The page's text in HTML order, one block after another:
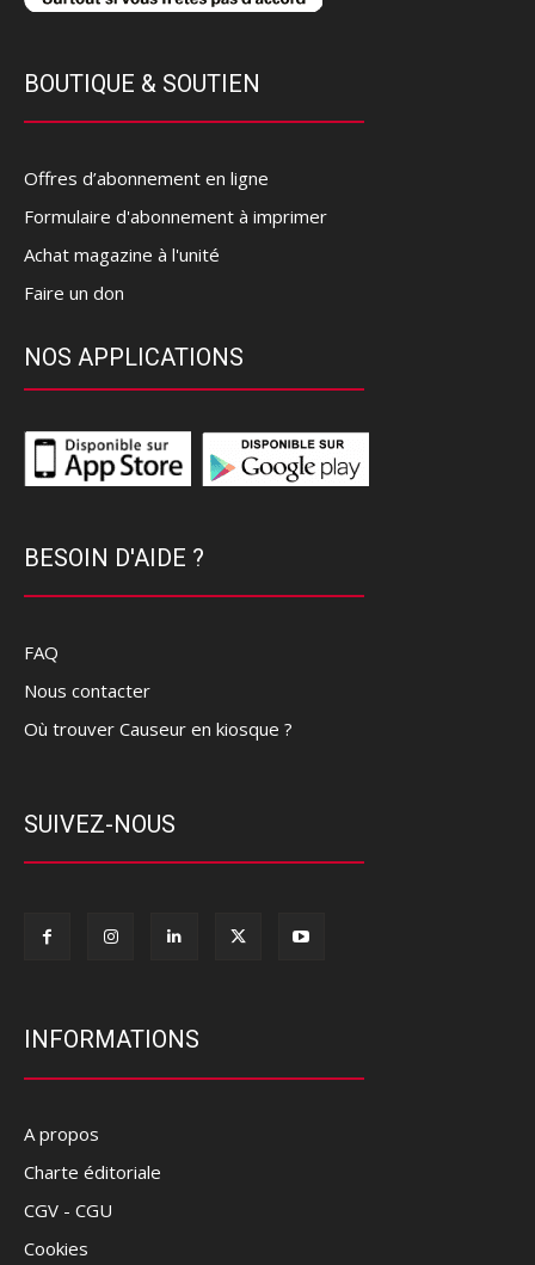
BOUTIQUE & SOUTIEN
Offres d’abonnement en ligne
Formulaire d'abonnement à imprimer
Achat magazine à l'unité
Faire un don
NOS APPLICATIONS
BESOIN D'AIDE ?
FAQ
Nous contacter
Où trouver Causeur en kiosque ?
SUIVEZ-NOUS
INFORMATIONS
A propos
Charte éditoriale
CGV - CGU
Cookies